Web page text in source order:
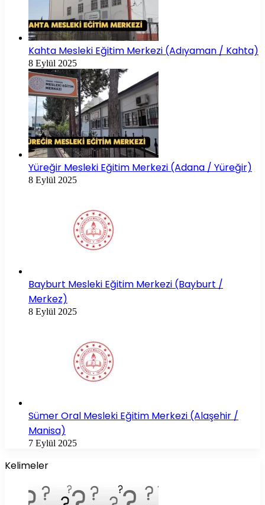
Kahta Mesleki Eğitim Merkezi (Adıyaman / Kahta)
8 Eylül 2025
Yüreğir Mesleki Eğitim Merkezi (Adana / Yüreğir)
8 Eylül 2025
Bayburt Mesleki Eğitim Merkezi (Bayburt /
Merkez)
8 Eylül 2025
Sümer Oral Mesleki Eğitim Merkezi (Alaşehir /
Manisa)
7 Eylül 2025
Kelimeler